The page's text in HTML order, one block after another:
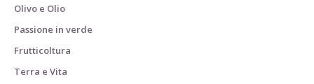
Olivo e Olio
Passione in verde
Frutticoltura
Terra e Vita